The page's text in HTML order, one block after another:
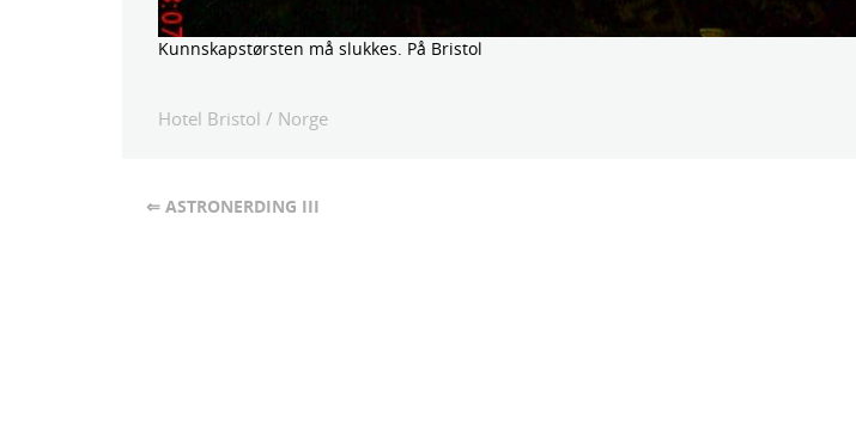
Kunnskapstørsten må slukkes. På Bristol
Hotel Bristol / Norge
⇐ ASTRONERDING III